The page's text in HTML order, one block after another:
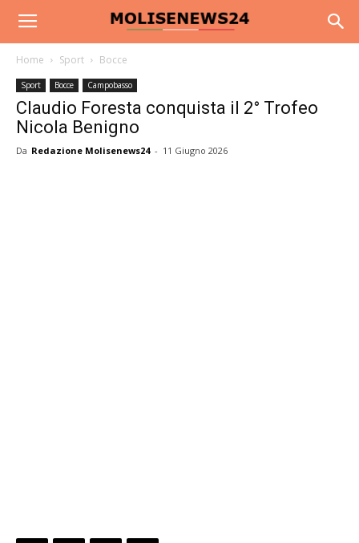
Home Sport Bocce
Sport Bocce Campobasso
Claudio Foresta conquista il 2° Trofeo
Nicola Benigno
Da Redazione Molisenews24 - 11 Giugno 2026